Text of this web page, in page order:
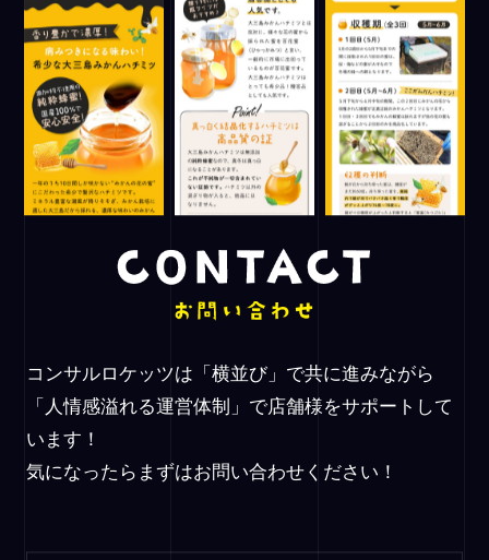
コンサルロケッツは「横並び」で共に進みながら
「人情感溢れる運営体制」で店舗様をサポートして
います！
気になったらまずはお問い合わせください！